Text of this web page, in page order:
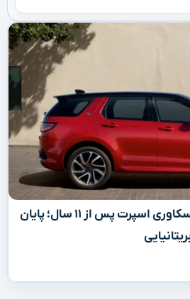
توقف تولید لندروور دیسکاوری اسپرت پس از ۱۱ سال؛ پایان